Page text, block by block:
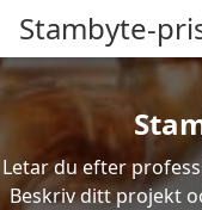
Stambyte-
Letar du efter
Beskriv ditt projekt